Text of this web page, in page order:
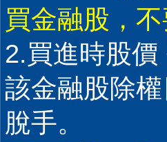
買金融股，
2.買進時股
該金融股除
脫手。